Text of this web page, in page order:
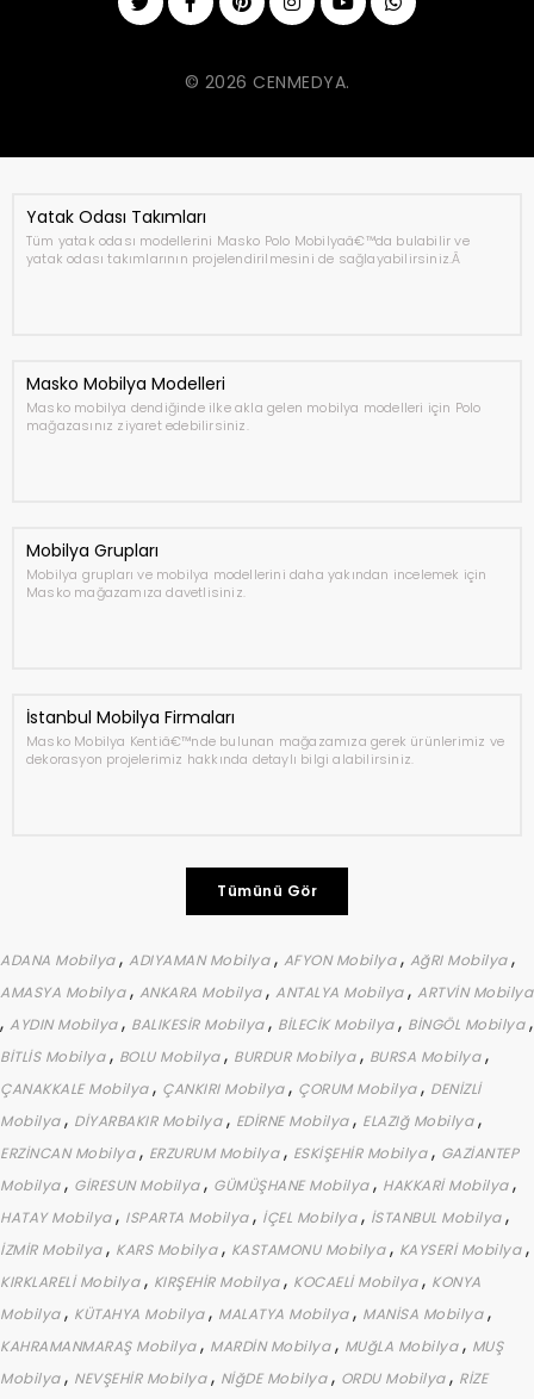
© 2026 CENMEDYA.
Yatak Odası Takımları
Tüm yatak odası modellerini Masko Polo Mobilyaâ€™da bulabilir ve
yatak odası takımlarının projelendirilmesini de sağlayabilirsiniz.Â
Masko Mobilya Modelleri
Masko mobilya dendiğinde ilke akla gelen mobilya modelleri için Polo
mağazasınız ziyaret edebilirsiniz.
Mobilya Grupları
Mobilya grupları ve mobilya modellerini daha yakından incelemek için
Masko mağazamıza davetlisiniz.
İstanbul Mobilya Firmaları
Masko Mobilya Kentiâ€™nde bulunan mağazamıza gerek ürünlerimiz ve
dekorasyon projelerimiz hakkında detaylı bilgi alabilirsiniz.
Tümünü Gör
ADANA Mobilya, ADIYAMAN Mobilya, AFYON Mobilya, AğRI Mobilya,
AMASYA Mobilya, ANKARA Mobilya, ANTALYA Mobilya, ARTVİN Mobilya
, AYDIN Mobilya, BALIKESİR Mobilya, BİLECİK Mobilya, BİNGÖL Mobilya,
BİTLİS Mobilya, BOLU Mobilya, BURDUR Mobilya, BURSA Mobilya,
ÇANAKKALE Mobilya, ÇANKIRI Mobilya, ÇORUM Mobilya, DENİZLİ
Mobilya, DİYARBAKIR Mobilya, EDİRNE Mobilya, ELAZIğ Mobilya,
ERZİNCAN Mobilya, ERZURUM Mobilya, ESKİŞEHİR Mobilya, GAZİANTEP
Mobilya, GİRESUN Mobilya, GÜMÜŞHANE Mobilya, HAKKARİ Mobilya,
HATAY Mobilya, ISPARTA Mobilya, İÇEL Mobilya, İSTANBUL Mobilya,
İZMİR Mobilya, KARS Mobilya, KASTAMONU Mobilya, KAYSERİ Mobilya,
KIRKLARELİ Mobilya, KIRŞEHİR Mobilya, KOCAELİ Mobilya, KONYA
Mobilya, KÜTAHYA Mobilya, MALATYA Mobilya, MANİSA Mobilya,
KAHRAMANMARAŞ Mobilya, MARDİN Mobilya, MUğLA Mobilya, MUŞ
Mobilya, NEVŞEHİR Mobilya, NİğDE Mobilya, ORDU Mobilya, RİZE